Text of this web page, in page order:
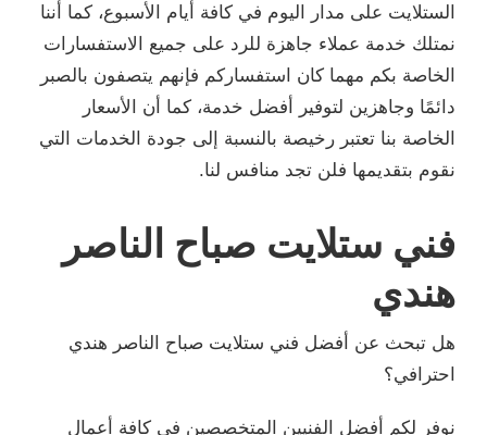
الستلايت على مدار اليوم في كافة أيام الأسبوع، كما أننا
نمتلك خدمة عملاء جاهزة للرد على جميع الاستفسارات
الخاصة بكم مهما كان استفساركم فإنهم يتصفون بالصبر
دائمًا وجاهزين لتوفير أفضل خدمة، كما أن الأسعار
الخاصة بنا تعتبر رخيصة بالنسبة إلى جودة الخدمات التي
نقوم بتقديمها فلن تجد منافس لنا.
فني ستلايت صباح الناصر
هندي
هل تبحث عن أفضل فني ستلايت صباح الناصر هندي
احترافي؟
نوفر لكم أفضل الفنيين المتخصصين في كافة أعمال